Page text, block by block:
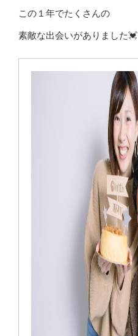
この１年でたくさんの
素敵な出会いがありました💓